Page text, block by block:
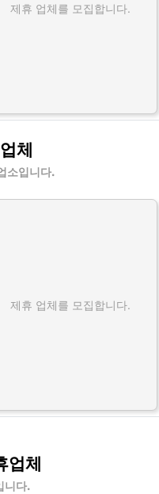
제휴 업체를 모집합니다.
체
소입니다.
제휴 업체를 모집합니다.
업체
니다.